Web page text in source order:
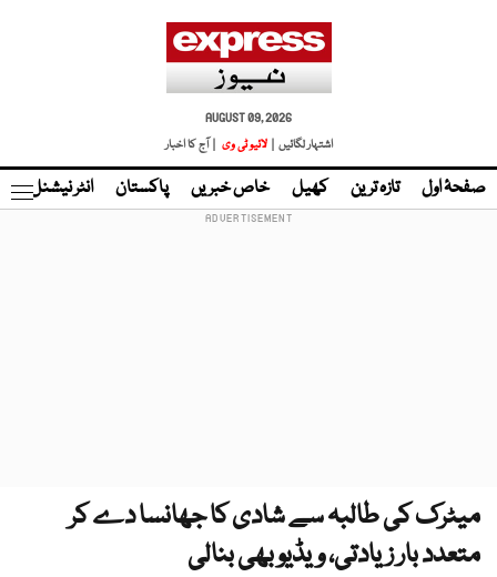
AUGUST 09, 2026
اشتہار لگائیں |
لائیو ٹی وی | آج کا اخبار
صفحۂ اول تازہ ترین کھیل خاص خبریں پاکستان انٹر نیشنل
میٹرک کی طالبہ سے شادی کا جھانسا دے کر
متعدد بار زیادتی، ویڈیو بھی بنالی